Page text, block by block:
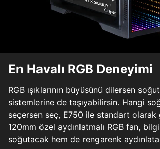
En Havalı RGB Deneyimi
RGB ışıklarının büyüsünü dilersen
sistemlerine de taşıyabilirsin. Hangi
seçersen seç, E750 ile standart olarak
120mm özel aydınlatmalı RGB fan,
soğutacak hem de rengarenk